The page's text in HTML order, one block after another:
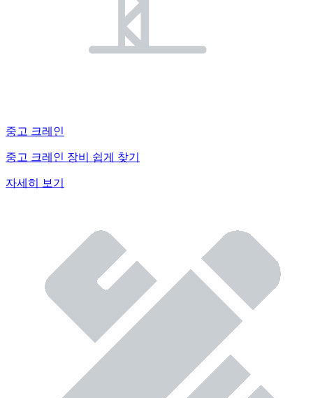
중고 크레인
중고 크레인 장비 쉽게 찾기
자세히 보기